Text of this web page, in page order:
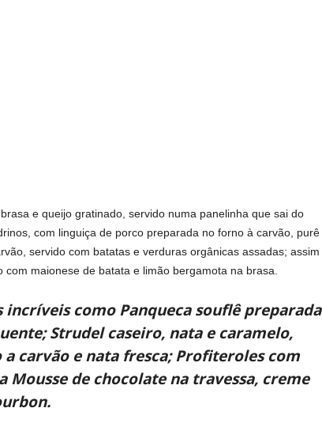
e queijo gratinado, servido numa panelinha que sai do
com linguiça de porco preparada no forno à carvão, purê
servido com batatas e verduras orgânicas assadas; assim
maionese de batata e limão bergamota na brasa.
como Panqueca souflê preparada
Strudel caseiro, nata e caramelo,
carvão e nata fresca; Profiteroles com
de chocolate na travessa, creme